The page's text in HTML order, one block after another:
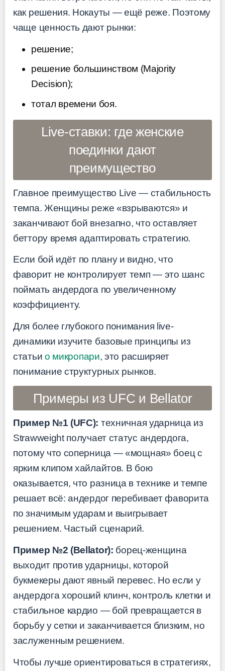
как решения. Нокауты — ещё реже. Поэтому
чаще ценность дают рынки:
решение;
решение большинством (Majority
Decision);
тотал времени боя.
Live-ставки: где женские
поединки дают
преимущество
Главное преимущество Live — стабильность
темпа. Женщины реже «взрываются» и
заканчивают бой внезапно, что оставляет
беттору время адаптировать стратегию.
Если бой идёт по плану и видно, что
фаворит не контролирует темп — это шанс
поймать андердога по увеличенному
коэффициенту.
Для более глубокого понимания live-
динамики изучите базовые принципы из
статьи о микропари, это расширяет
понимание структурных рынков.
Примеры из UFC и Bellator
Пример №1 (UFC): техничная ударница из
Strawweight получает статус андердога,
потому что соперница — «мощная» боец с
ярким клипом хайлайтов. В бою
оказывается, что разница в технике и темпе
решает всё: андердог перебивает фаворита
по значимым ударам и выигрывает
решением. Частый сценарий.
Пример №2 (Bellator): борец-женщина
выходит против ударницы, которой
букмекеры дают явный перевес. Но если у
андердога хороший клинч, контроль клетки и
стабильное кардио — бой превращается в
борьбу у сетки и заканчивается близким, но
заслуженным решением.
Чтобы лучше ориентироваться в стратегиях,